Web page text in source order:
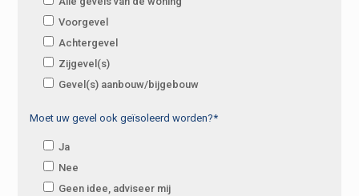
Voorgevel
Achtergevel
Zijgevel(s)
Gevel(s) aanbouw/bijgebouw
Moet uw gevel ook geïsoleerd worden?*
Ja
Nee
Geen idee, adviseer mij